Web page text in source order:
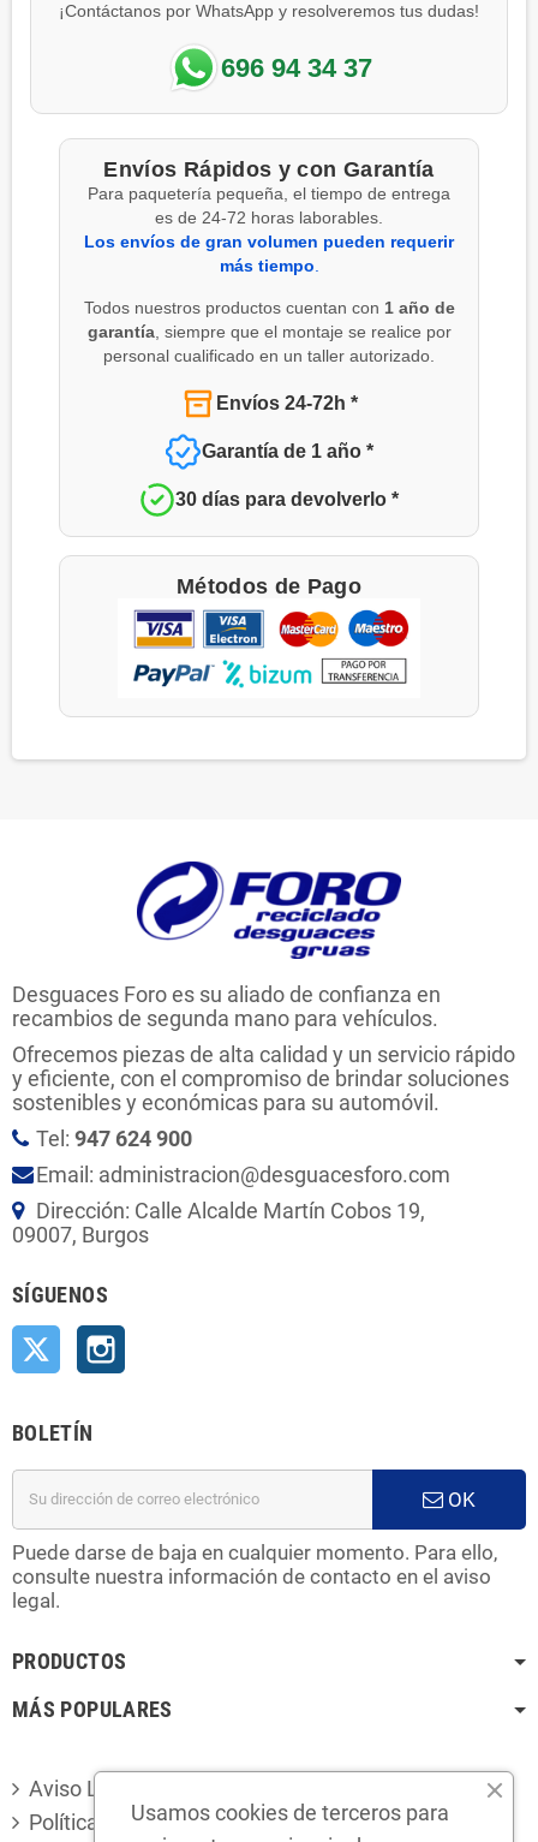
¡Contáctanos por WhatsApp y resolveremos tus dudas!
696 94 34 37
Envíos Rápidos y con Garantía
Para paquetería pequeña, el tiempo de entrega
es de 24-72 horas laborables.
Los envíos de gran volumen pueden requerir
más tiempo
Todos nuestros productos cuentan con 1 año de
garantía, siempre que el montaje se realice por
personal cualificado en un taller autorizado.
Envíos 24-72h *
Garantía de 1 año *
30 días para devolverlo *
Métodos de Pago
Desguaces Foro es su aliado de confianza en
recambios de segunda mano para vehículos.
Ofrecemos piezas de alta calidad y un servicio rápido
y eficiente, con el compromiso de brindar soluciones
sostenibles y económicas para su automóvil.
Tel: 947 624 900
Email: administracion@desguacesforo.com
Dirección: Calle Alcalde Martín Cobos 19,
09007, Burgos
SÍGUENOS
Twitter
BOLETÍN
OK
Puede darse de baja en cualquier momento. Para ello,
consulte nuestra información de contacto en el aviso
legal.
PRODUCTOS
MÁS POPULARES
Aviso Legal
Política de privacidadUsamos cookies de terceros para